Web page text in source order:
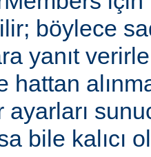
böylece
yanıt
hattan
ayarları
bile kalıcı